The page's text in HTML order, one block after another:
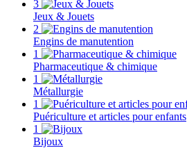
3
Jeux & Jouets
2
Engins de manutention
1
Pharmaceutique & chimique
1
Métallurgie
1
Puériculture et articles pour enfants
1
Bijoux